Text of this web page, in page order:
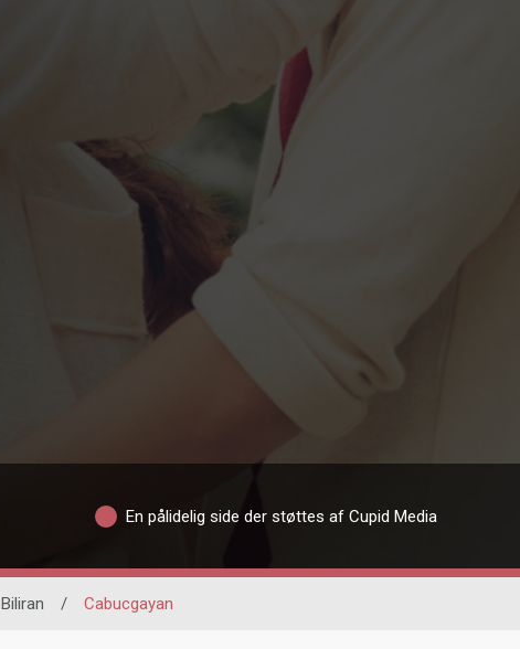
En pålidelig side der støttes af Cupid Media
Biliran / Cabucgayan